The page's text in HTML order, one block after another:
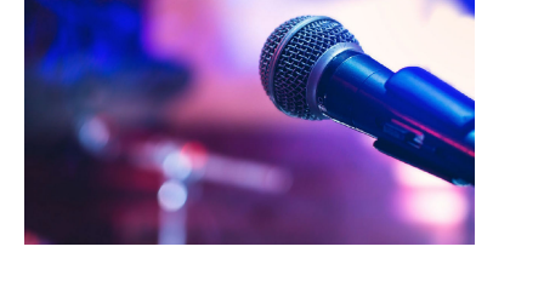
"ЛНР"
Оккупация Крыма
Новости Крыма
Донбасс
Армия Украины
Стиль Диалога
Шоу-биз
Культура
Общество
Пресс-релизы
Пресс-релизы
Авторское